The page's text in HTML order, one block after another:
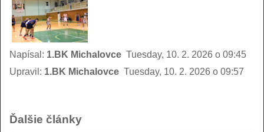
Napísal: 1.BK Michalovce Tuesday, 10. 2. 2026 o 09:45
Upravil: 1.BK Michalovce Tuesday, 10. 2. 2026 o 09:57
Ďalšie články